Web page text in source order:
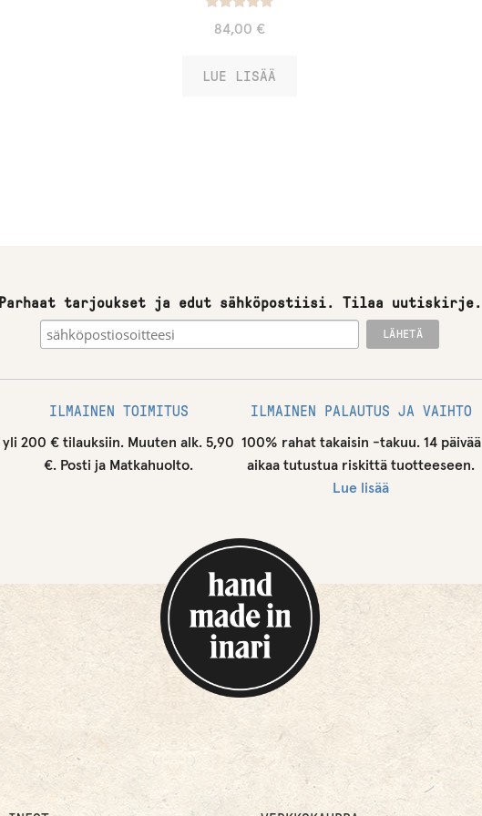
a
84,00 €
LUE LISÄÄ
Parhaat tarjoukset ja edut sähköpostiisi. Tilaa uutiskirje.
ILMAINEN TOIMITUS
yli 200 € tilauksiin. Muuten alk. 5,90
€. Posti ja Matkahuolto.
ILMAINEN PALAUTUS JA VAIHTO
100% rahat takaisin -takuu. 14 päivää
aikaa tutustua riskittä tuotteeseen.
Lue lisää